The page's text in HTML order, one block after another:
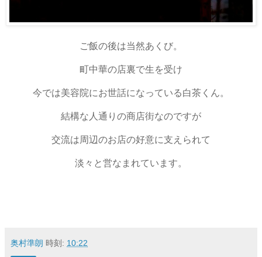
ご飯の後は当然あくび。
町中華の店裏で生を受け
今では美容院にお世話になっている白茶くん。
結構な人通りの商店街なのですが
交流は周辺のお店の好意に支えられて
淡々と営なまれています。
奥村準朗 時刻: 10:22